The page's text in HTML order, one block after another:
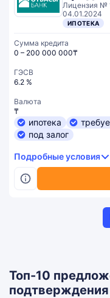
Лицензия №
04.01.2024
ИПОТЕКА
Сумма кредита
0 – 200 000 000₸
ГЭСВ
6.2 %
Валюта
₸
ипотека
под залог
Подробные условия
Топ-10